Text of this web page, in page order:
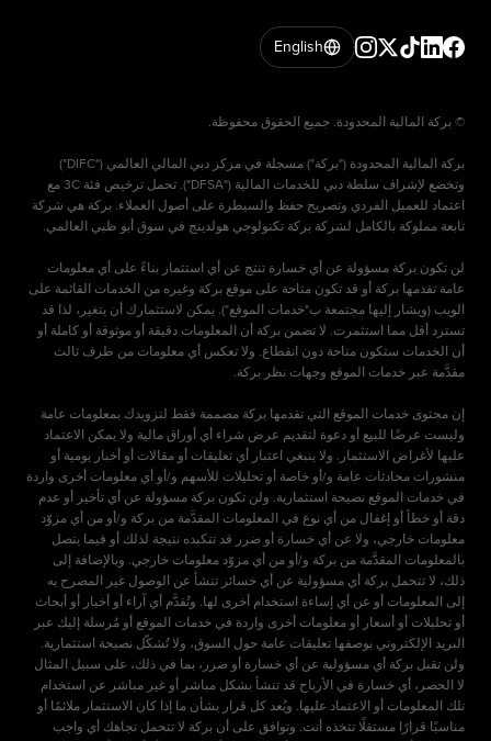
English
بركة المالية المحدودة ("بركة") مسجلة في مركز دبي المالي العالمي ("DIFC")
وتخضع لإشراف سلطة دبي للخدمات المالية ("DFSA"). تحمل ترخيص فئة 3C مع
اعتماد للعميل الفردي وتصريح حفظ والسيطرة على أصول العملاء. بركة هي شركة
لن تكون بركة مسؤولة عن أي خسارة تنتج عن أي استثمار بناءً على أي معلومات
عامة تقدمها بركة أو قد تكون متاحة على موقع بركة وغيره من الخدمات القائمة على
الويب (ويشار إليها مجتمعة ب"خدمات الموقع"). يمكن لاستثمارك أن يتغير، لذا قد
تسترد أقل مما استثمرت. لا تضمن بركة أن المعلومات دقيقة أو موثوقة أو كاملة أو
أن الخدمات ستكون متاحة دون انقطاع. ولا تعكس أي معلومات من طرف ثالث
إن محتوى خدمات الموقع التي تقدمها بركة مصممة فقط لتزويدك بمعلومات عامة
وليست عرضًا للبيع أو دعوة لتقديم عرض شراء أي أوراق مالية ولا يمكن الاعتماد
عليها لأغراض الاستثمار. ولا ينبغي اعتبار أي تعليقات أو مقالات أو أخبار يومية أو
منشورات محادثات عامة و/أو خاصة أو تحليلات للأسهم و/أو أي معلومات أخرى واردة
في خدمات الموقع نصيحة استثمارية. ولن تكون بركة مسؤولة عن أي تأخير أو عدم
دقة أو خطأ أو إغفال من أي نوع في المعلومات المقدَّمة من بركة و/أو من أي مزوّد
معلومات خارجي، ولا عن أي خسارة أو ضرر قد تتكبده نتيجة لذلك أو فيما يتصل
بالمعلومات المقدَّمة من بركة و/أو من أي مزوّد معلومات خارجي. وبالإضافة إلى
ذلك، لا تتحمل بركة أي مسؤولية عن أي خسائر تنشأ عن الوصول غير المصرح به
إلى المعلومات أو عن أي إساءة استخدام أخرى لها. وتُقدَّم أي آراء أو أخبار أو أبحاث
أو تحليلات أو أسعار أو معلومات أخرى واردة في خدمات الموقع أو مُرسلة إليك عبر
البريد الإلكتروني بوصفها تعليقات عامة حول السوق، ولا تُشكّل نصيحة استثمارية.
ولن تقبل بركة أي مسؤولية عن أي خسارة أو ضرر، بما في ذلك، على سبيل المثال
لا الحصر، أي خسارة في الأرباح قد تنشأ بشكل مباشر أو غير مباشر عن استخدام
تلك المعلومات أو الاعتماد عليها. ويُعد كل قرار بشأن ما إذا كان الاستثمار ملائمًا أو
مناسبًا قرارًا مستقلًا تتخذه أنت. وتوافق على أن بركة لا تتحمل تجاهك أي واجب